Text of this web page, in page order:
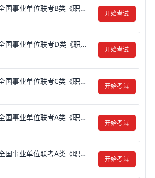
2024年3月30日全国事业单位联考B类《职业能力倾向测验》真题试卷及答案【含解析】（黑龙江/辽宁/云南/海南/贵州/广西/重庆/天津/江西/山西/湖北/吉林/青海/宁夏/新疆/四川/安徽 ）
开始考试
2024年3月30日全国事业单位联考D类《职业能力倾向测验》真题试卷及答案【含解析】（黑龙江/辽宁/云南/海南/贵州/广西/重庆/天津/山西/湖北/吉林/宁夏/新疆/陕西/安徽 ）
开始考试
2024年3月30日全国事业单位联考C类《职业能力倾向测验》真题试卷及答案【含解析】（黑龙江/辽宁/云南/海南/贵州/广西/重庆/天津/江西/山西/湖北/吉林/青海/宁夏/新疆/四川/安徽/湖南 ）
开始考试
2024年3月30日全国事业单位联考A类《职业能力倾向测验》真题试卷及答案【含解析】（黑龙江/上海/辽宁/云南/海南/贵州/广西/重庆/天津/江西/山西/湖北/吉林/青海/宁夏/新疆/陕西/四川/安徽/湖南）
开始考试
2021年5月22日全国事业单位联考A类《职业能力倾向测验》真题试卷及答案【含解析】（安徽/湖北/贵州/云南/广西/宁夏/青海/甘肃/四川/内蒙古/陕西西安）
开始考试